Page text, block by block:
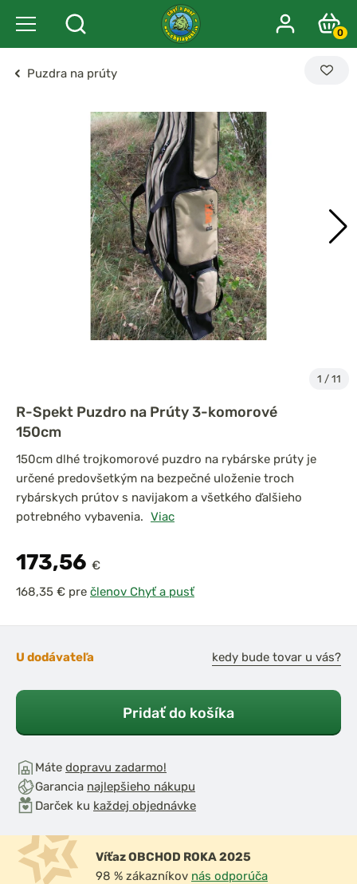
0
Puzdra na prúty
1 / 11
R-Spekt Puzdro na Prúty 3-komorové
150cm
150cm dlhé trojkomorové puzdro na rybárske prúty je
určené predovšetkým na bezpečné uloženie troch
rybárskych prútov s navijakom a všetkého ďalšieho
potrebného vybavenia. Viac
173,56 €
pre členov Chyť a pusť
U dodávateľa kedy bude tovar u vás?
Pridať do košíka
Máte dopravu zadarmo!
Garancia najlepšieho nákupu
Darček ku každej objednávke
Víťaz OBCHOD ROKA 2025
98 % zákazníkov nás odporúča